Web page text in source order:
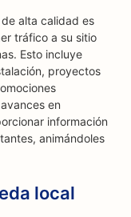
alta calidad es
tráfico a su sitio
Esto incluye
proyectos
en
información
animándoles
local